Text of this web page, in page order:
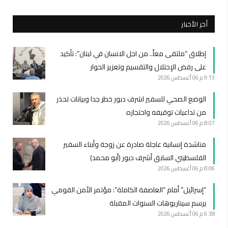
أخر الأخبار
إطلاق “ملتقى معاً.. من اجل الانسان في لبنان”: تأكيد
على رفض الإحتلال والتقسيم وتعزيز الحوار
9:13 م 06 أغسطس 2026
الوضع الصحي للسفير اشرف دبور خطر جدا وبيانات تحذر
من تداعيات توقيفه واحتجازه
8:07 م 06 أغسطس 2026
مناشدة إنسانية عاجلة صادرة عن زوجة وأبناء السفير
الفلسطيني السابق أشرف دبور (أبو محمد)
8:06 م 06 أغسطس 2026
“إسرائيل” أمام “العاصفة الكاملة”: مؤتمر الأمن القومي
يرسم سيناريوهات السنوات المقبلة
6:38 م 06 أغسطس 2026